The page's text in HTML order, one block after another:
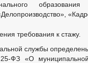
образования
требования к стажу.
службы
«О муниципальной